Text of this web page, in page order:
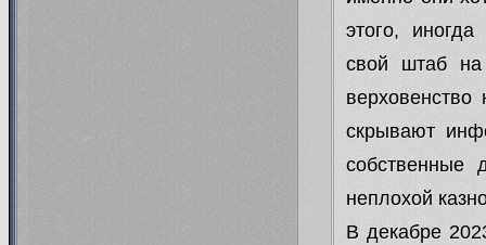
Вкрадчивое
таких ролях и давно
недопустим. Не увидим
Post Scriptum. А Феанир,
ему стоит немедленно
этого,
свой штаб на
скрывают
собственные
неплохой
В декабре